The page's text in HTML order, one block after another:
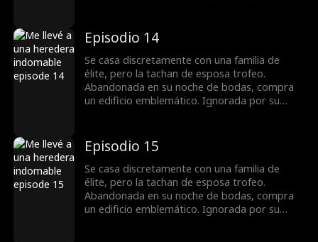
domina la junta y la pista de carreras. Al
revelarse secretos, todos ven que no es una
cazafortunas, sino una reina que busca
venganza.
Episodio 14
Se casa discretamente con una familia de
élite, pero la tachan de esposa trofeo.
Abandonada en su noche de bodas, compra
un edificio emblemático. Ignorada por su
domina la junta y la pista de carreras. Al
revelarse secretos, todos ven que no es una
cazafortunas, sino una reina que busca
venganza.
Episodio 15
Se casa discretamente con una familia de
élite, pero la tachan de esposa trofeo.
Abandonada en su noche de bodas, compra
un edificio emblemático. Ignorada por su